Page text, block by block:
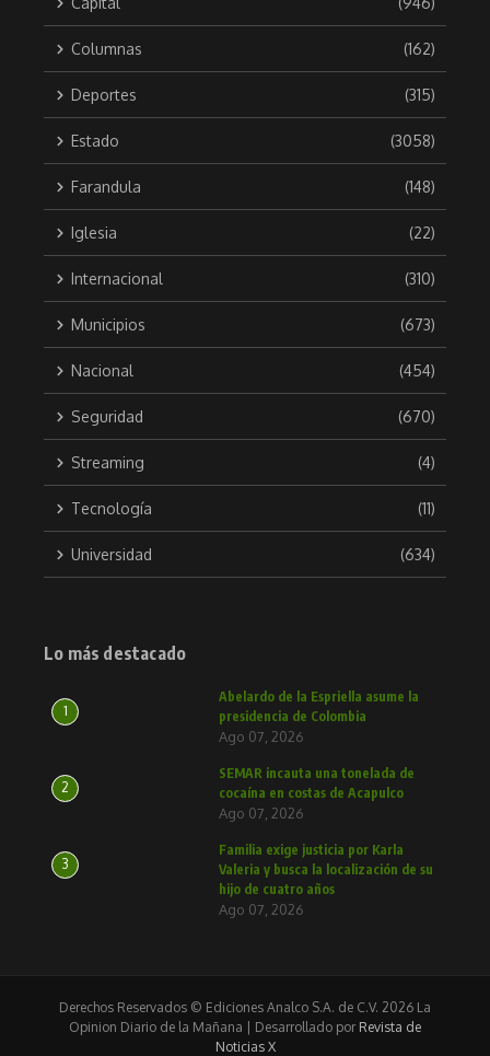
Columnas (162)
Deportes (315)
Estado (3058)
Farandula (148)
Iglesia (22)
Internacional (310)
Municipios (673)
Nacional (454)
Seguridad (670)
Streaming (4)
Tecnología (11)
Universidad (634)
Lo más destacado
1
Abelardo de la Espriella asume la
presidencia de Colombia
Ago 07, 2026
2
SEMAR incauta una tonelada de
cocaína en costas de Acapulco
Ago 07, 2026
3
Familia exige justicia por Karla
Valeria y busca la localización de su
hijo de cuatro años
Ago 07, 2026
Derechos Reservados © Ediciones Analco S.A. de C.V. 2026 La
Opinion Diario de la Mañana | Desarrollado por Revista de
Noticias X